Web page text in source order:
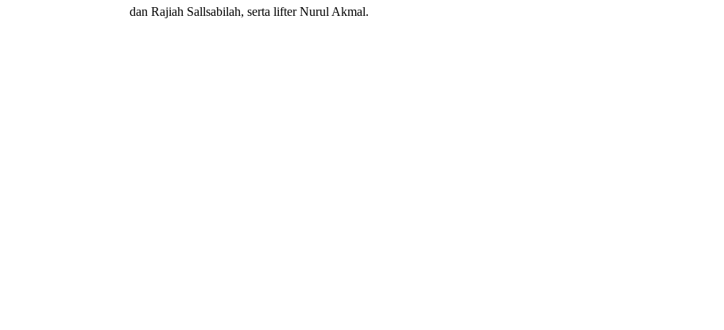
dan Rajiah Sallsabilah, serta lifter Nurul Akmal.